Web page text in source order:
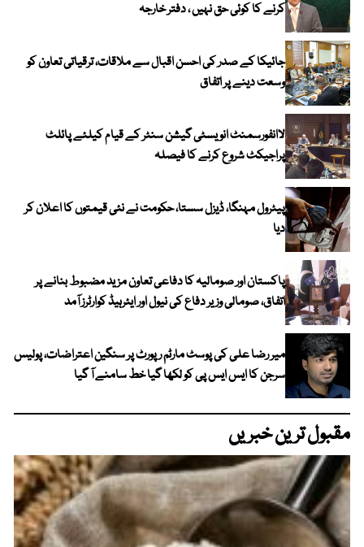
کرنے کا کوئی حق نہیں ، دفتر خارجہ
جائیکا کے صدر کی احسن اقبال سے ملاقات، ترقیاتی تعاون کو
وسعت دینے پر اتفاق
لاانفورسمنٹ انویسٹی گیشن سنٹر کے قیام کیلئے پائلٹ
پراجیکٹ شروع کرنے کا فیصلہ
پیٹرول مہنگا، ڈیزل سستا، حکومت نے نئی قیمتوں کا اعلان کر
دیا
پاکستان اور صومالیہ کا دفاعی تعاون مزید مضبوط بنانے پر
اتفاق، صومالی وزیر دفاع کی نیول اور ایئرہیڈ کوارٹرز آمد
میر رضا علی کی پوسٹ مارٹم رپورٹ پر سنگین اعتراضات، پولیس
سرجن کا ایس ایس پی کو لکھا گیا خط سامنے آ گیا
مقبول ترین خبریں